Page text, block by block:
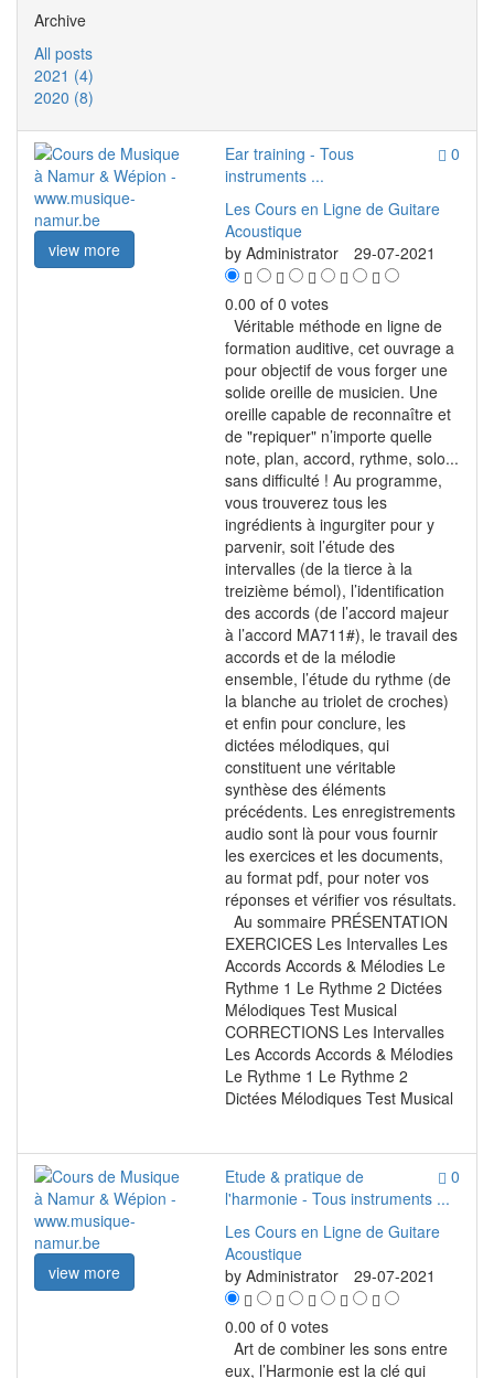
Archive
All posts
2021 (4)
2020 (8)
view more
0
Ear training - Tous
instruments ...
Les Cours en Ligne de Guitare
Acoustique
byAdministrator 29-07-2021
0.00 of 0 votes
Véritable méthode en ligne de
formation auditive, cet ouvrage a
pour objectif de vous forger une
solide oreille de musicien. Une
oreille capable de reconnaître et
de "repiquer" n’importe quelle
note, plan, accord, rythme, solo...
sans difficulté ! Au programme,
vous trouverez tous les
ingrédients à ingurgiter pour y
parvenir, soit l’étude des
intervalles (de la tierce à la
treizième bémol), l’identification
des accords (de l’accord majeur
à l’accord MA711#), le travail des
accords et de la mélodie
ensemble, l’étude du rythme (de
la blanche au triolet de croches)
et enfin pour conclure, les
dictées mélodiques, qui
constituent une véritable
synthèse des éléments
précédents. Les enregistrements
audio sont là pour vous fournir
les exercices et les documents,
au format pdf, pour noter vos
réponses et vérifier vos résultats.
Au sommaire PRÉSENTATION
EXERCICES Les Intervalles Les
Accords Accords & Mélodies Le
Rythme 1 Le Rythme 2 Dictées
Mélodiques Test Musical
CORRECTIONS Les Intervalles
Les Accords Accords & Mélodies
Le Rythme 1 Le Rythme 2
Dictées Mélodiques Test Musical
view more
0
Etude & pratique de
l'harmonie - Tous instruments ...
Les Cours en Ligne de Guitare
Acoustique
byAdministrator 29-07-2021
0.00 of 0 votes
Art de combiner les sons entre
eux, l’Harmonie est la clé qui